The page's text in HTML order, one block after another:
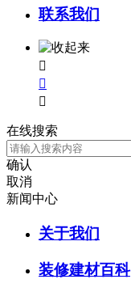
联系我们



在线搜索
确认
取消
新闻中心
关于我们
装修建材百科